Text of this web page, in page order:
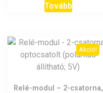
Tovább
Akció!
Relé-modul – 2-csatorna,